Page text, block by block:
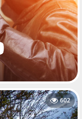
602